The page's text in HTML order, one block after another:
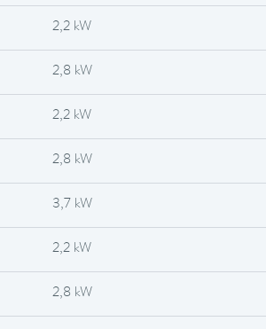
2,2 kW
2,8 kW
2,2 kW
2,8 kW
3,7 kW
2,2 kW
2,8 kW